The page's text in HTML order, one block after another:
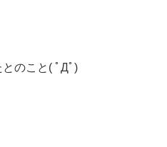
のこと( ﾟДﾟ)